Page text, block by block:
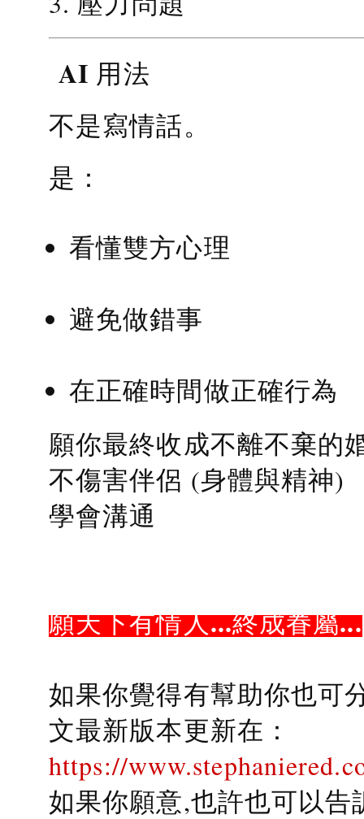
AI 用法
不是寫情話。
是：
看懂雙方心理
避免做錯事
在正確時間做正確行為
願你最終收成不離不棄的
不傷害伴侶 (身體與精神)
學會溝通
願天下有情人...終成眷屬...
如果你覺得有幫助你也可
文最新版本更新在：
https://
如果你願意,也許也可以